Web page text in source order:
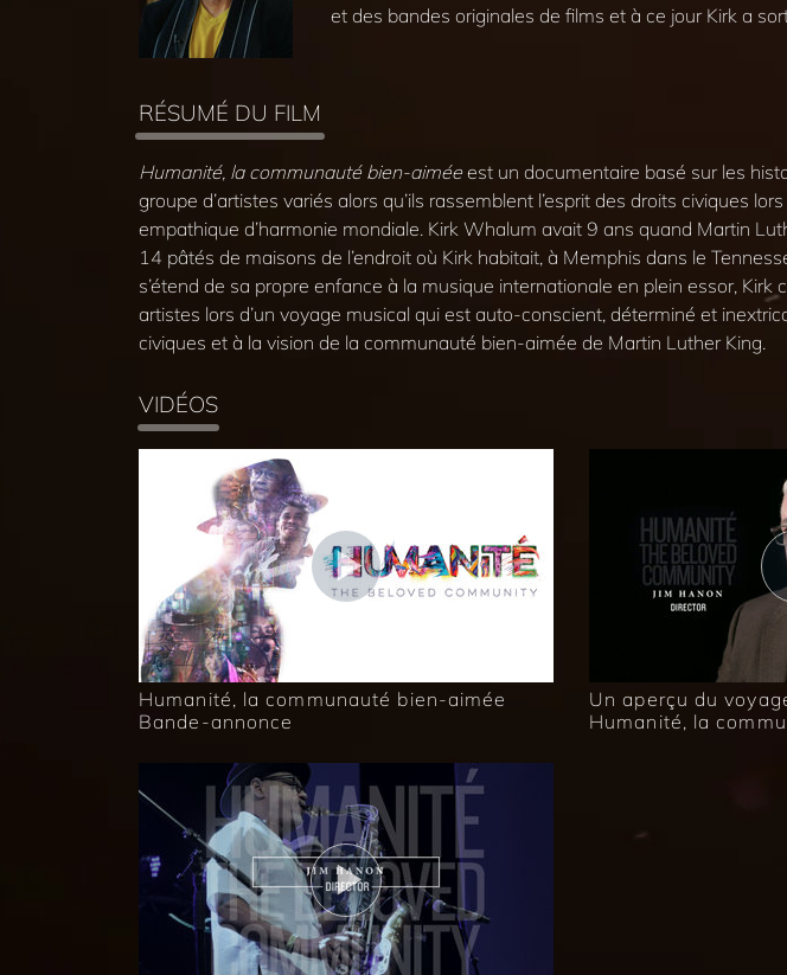
et des bandes originales de films et à ce jour Kirk a
RÉSUMÉ DU FILM
Humanité, la communauté bien-aiméeest un documentaire basé sur les
groupe d’artistes variés alors qu’ils rassemblent l’esprit des droits civiques
empathique d’harmonie mondiale. Kirk Whalum avait 9 ans quand Martin
14 pâtés de maisons de l’endroit où Kirk habitait, à Memphis dans le
s’étend de sa propre enfance à la musique internationale en plein essor, Kirk
artistes lors d’un voyage musical qui est auto-conscient, déterminé et
civiques et à la vision de la communauté bien-aimée de Martin Luther King.
VIDÉOS
Humanité, la communauté bien-aimée
Bande-annonce
Un aperçu du
Humanité, la